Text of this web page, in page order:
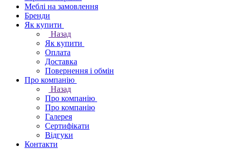
Меблі на замовлення
Бренди
Як купити
Назад
Як купити
Оплата
Доставка
Повернення і обмін
Про компанію
Назад
Про компанію
Про компанію
Галерея
Сертифікати
Відгуки
Контакти